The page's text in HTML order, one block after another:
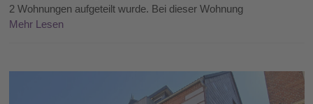
2 Wohnungen aufgeteilt wurde. Bei dieser Wohnung
Mehr Lesen